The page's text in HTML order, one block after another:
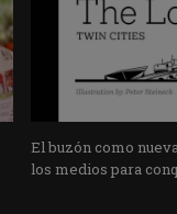
El buzón como
los medios para